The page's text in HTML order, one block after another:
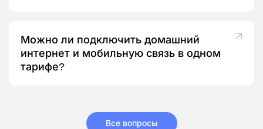
Можно ли подключить домашний
интернет и мобильную связь в одном
тарифе?
Все вопросы